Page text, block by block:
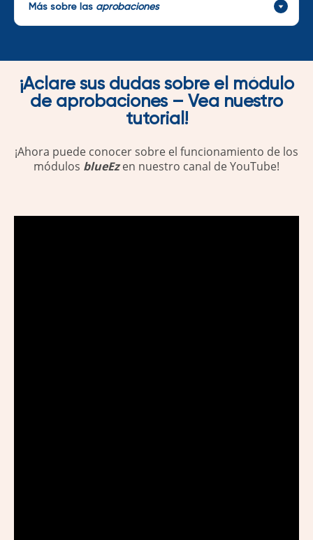
Más sobre las aprobaciones
¡Aclare sus dudas sobre el módulo
de aprobaciones – Vea nuestro
tutorial!
¡Ahora puede conocer sobre el funcionamiento de los
módulos blueEzen nuestro canal de YouTube!